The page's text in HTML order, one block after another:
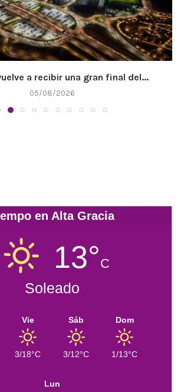
a recibir una gran final del...
05/08/2026
en Alta Gracia
13°C
Soleado
Vie
3/18°C
Sáb
3/12°C
Dom
1/13°C
Lun